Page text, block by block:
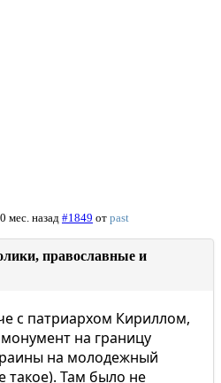
мес. назад #1849 от past
православные и
с патриархом Кириллом,
на границу
на молодежный
такое). Там было не